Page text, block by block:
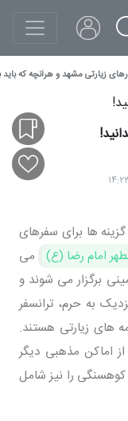
زیارتی مشهد و هرآنچه که باید
‌ها برای سفرهای
امام رضا (ع) می
برگزار می ‌شوند و
به حرم، ترانسفر
‌های زیارتی هستند.
از اماکن مذهبی دیگر
کوهسنگی را نیز شامل